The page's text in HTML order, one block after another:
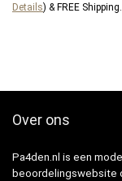
Details) & FREE Shipping
Over ons
Pa4den.nl is een
beoordelingswebsite